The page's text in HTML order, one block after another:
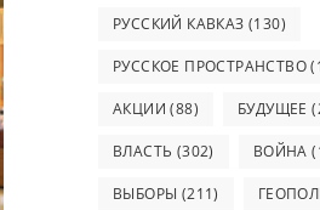
РУССКИЙ КАВКАЗ (130)
РУССКОЕ ПРОСТРАНСТВО
АКЦИИ (88) БУДУЩЕЕ
ВЛАСТЬ (302) ВОЙНА
ВЫБОРЫ (211)